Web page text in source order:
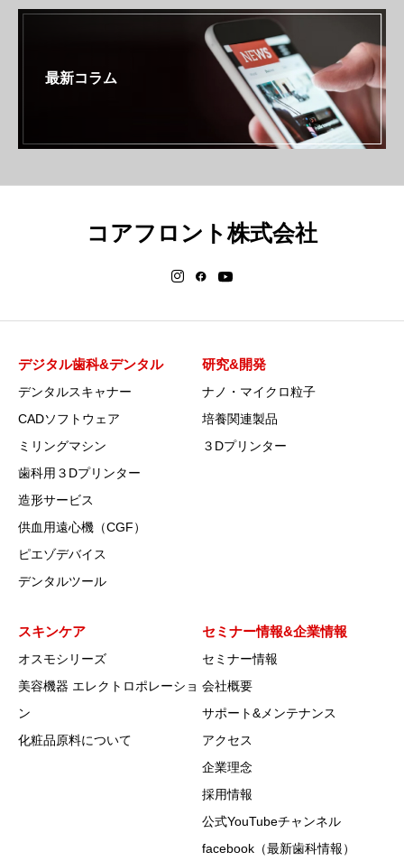
最新コラム
コアフロント株式会社
デジタル歯科&デンタル
デンタルスキャナー
CADソフトウェア
ミリングマシン
歯科用３Dプリンター
造形サービス
供血用遠心機（CGF）
ピエゾデバイス
デンタルツール
研究&開発
ナノ・マイクロ粒子
培養関連製品
３Dプリンター
スキンケア
オスモシリーズ
美容機器 エレクトロポレーショ
ン
化粧品原料について
セミナー情報&企業情報
セミナー情報
会社概要
サポート&メンテナンス
アクセス
企業理念
採用情報
公式YouTubeチャンネル
facebook（最新歯科情報）